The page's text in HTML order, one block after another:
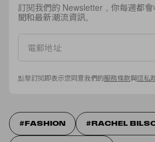
訂閱我們的 Newsletter，你每週都
聞和最新潮流資訊。
點擊訂閱即表示您同意我們的服務條款與隱私
FASHION RACHEL